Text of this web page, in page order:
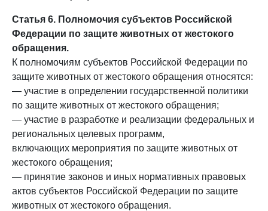
Статья 6. Полномочия субъектов Российской
Федерации по защите животных от жестокого
обращения.
К полномочиям субъектов Российской Федерации по
защите животных от жестокого обращения относятся:
— участие в определении государственной политики
по защите животных от жестокого обращения;
— участие в разработке и реализации федеральных и
региональных целевых программ,
включающих мероприятия по защите животных от
жестокого обращения;
— принятие законов и иных нормативных правовых
актов субъектов Российской Федерации по защите
животных от жестокого обращения.